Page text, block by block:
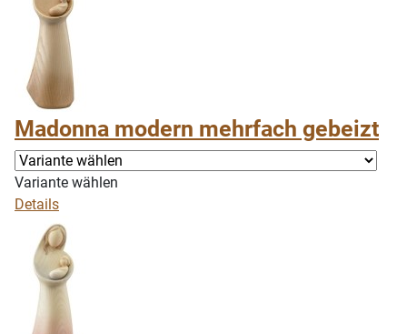
Madonna modern mehrfach gebeizt
Variante wählen
Details